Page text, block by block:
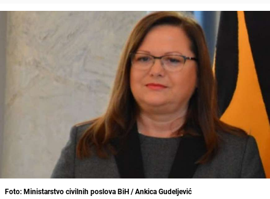
Foto: Ministarstvo civilnih poslova BiH / Ankica Gudeljević